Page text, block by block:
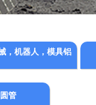
，机器人，模具铝
管